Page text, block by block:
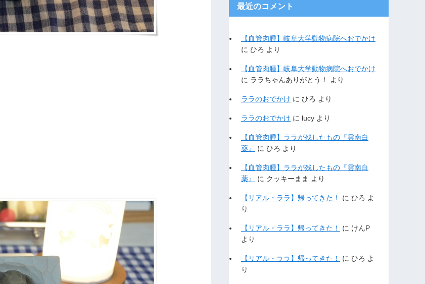
最近のコメント
【血管肉腫】岐阜大学動物病院へおでかけ
に ひろ より
【血管肉腫】岐阜大学動物病院へおでかけ
に ララちゃんありがとう！ より
ララのおでかけ に ひろ より
ララのおでかけ に lucy より
【血管肉腫】ララが残したもの『雲南白
薬』
に ひろ より
【血管肉腫】ララが残したもの『雲南白
薬』
に クッキーまま より
【リアル・ララ】帰ってきた！ に ひろ よ
り
【リアル・ララ】帰ってきた！ に けんP
より
【リアル・ララ】帰ってきた！ に ひろ よ
り